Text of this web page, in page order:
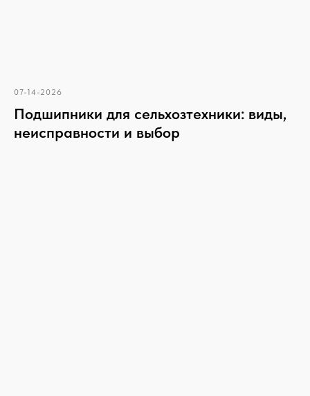
07-14-2026
Подшипники для сельхозтехники: виды,
неисправности и выбор